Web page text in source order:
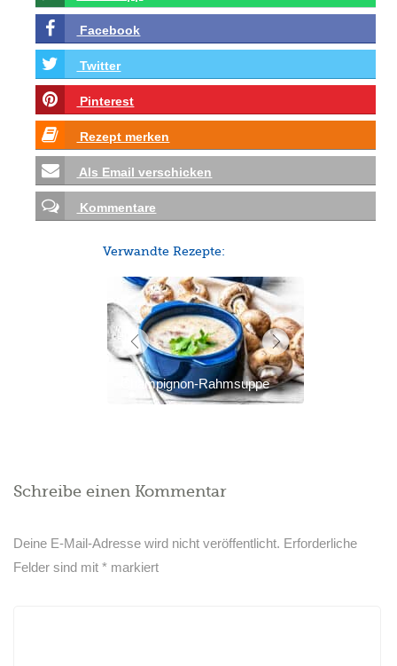
Facebook
Twitter
Pinterest
Rezept merken
Als Email verschicken
Kommentare
Verwandte Rezepte:
Champignon-Rahmsuppe
Schreibe einen Kommentar
Deine E-Mail-Adresse wird nicht veröffentlicht. Erforderliche
Felder sind mit* markiert